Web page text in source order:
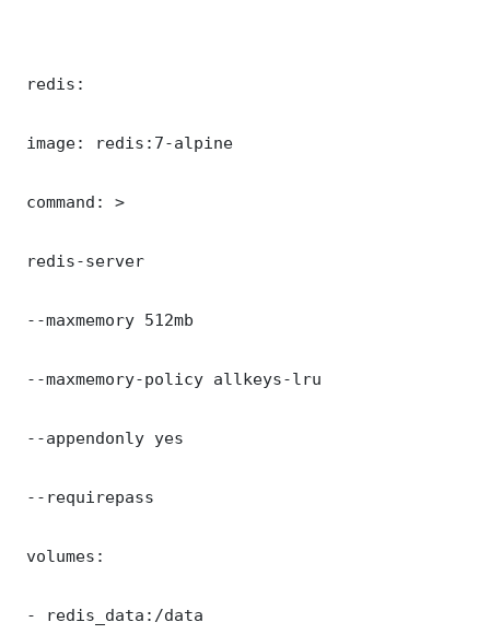
redis:
image: redis:7-alpine
command: >
redis-server
--maxmemory 512mb
--maxmemory-policy allkeys-lru
--appendonly yes
--requirepass
volumes:
- redis_data:/data